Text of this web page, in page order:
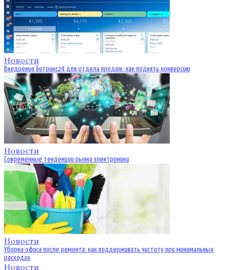
Новости
Внедрение Битрикс24 для отдела продаж: как поднять конверсию
Новости
Современные тенденции рынка электроники
Новости
Уборка офиса после ремонта: как поддерживать чистоту при минимальных
расходах
Новости